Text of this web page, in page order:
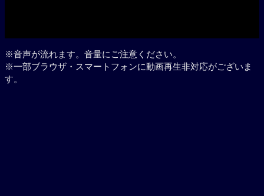
※音声が流れます。音量にご注意ください。
※一部ブラウザ・スマートフォンに動画再生非対応がございま
す。